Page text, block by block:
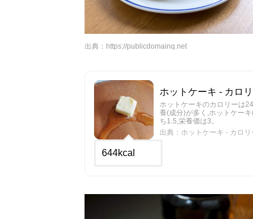
出典： https://publicdomainq.net
ホットケーキ - カロ
ホットケーキのカロリーは
養(成分)が多く,ホットケー
ち1.5,栄養価は3。
出典：ホットケーキ - カロ
644kcal